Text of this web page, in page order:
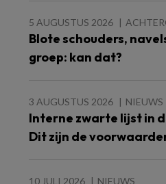
5 AUGUSTUS 2026
Blote schouders,
groep: kan dat?
3 AUGUSTUS 2026 NIEUWS
Interne zwarte lijst in
Dit zijn de
10 JULI 2026 NIEUWS